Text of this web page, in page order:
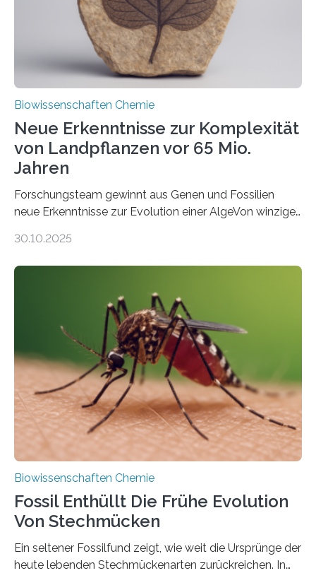
Studie wurde am 28. Oktober 2025 in der
Fachzeitschrift…
Biowissenschaften Chemie
Neue Erkenntnisse zur Komplexität
von Landpflanzen vor 65 Mio.
Jahren
Forschungsteam gewinnt aus Genen und Fossilien
neue Erkenntnisse zur Evolution einer AlgeVon winzigen
Landpflanzen zählen zu den komplexesten
Grünalgen, die vor Hunderten von Millionen Jahren
lebten. Unter den Vorfahren sticht eine Gruppe heraus,
die noch heute in der Natur vorkommt: die
Süßwasseralge Coleochaetophyceae. Einige Arten
dieser Gruppe bilden aus Zellfäden dichte Geflechte
mit scheibenförmiger Gestalt. Was auffällig ist: Die
nächsten…
30.10.2025
Biowissenschaften Chemie
Fossil Enthüllt Die Frühe Evolution
Von Stechmücken
Ein seltener Fossilfund zeigt, wie weit die Ursprünge der
heute lebenden Stechmückenarten zurückreichen. In